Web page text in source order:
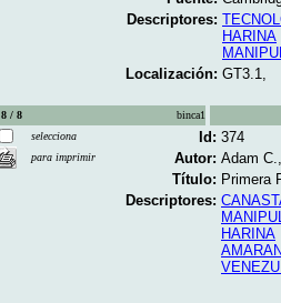
Descriptores:
HARINA
Localización: GT3.1,
8 / 8
binca1
selecciona
para imprimir
Id: 374
Autor: Adam
Título: Primera
Descriptores:
HARINA